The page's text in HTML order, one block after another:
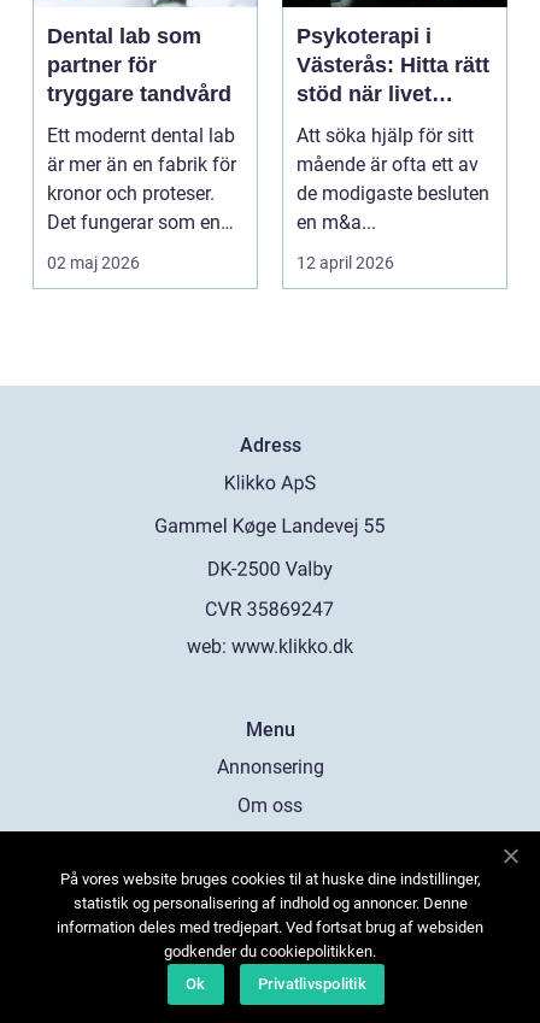
Dental lab som
partner för
tryggare tandvård
Ett modernt dental lab
är mer än en fabrik för
kronor och proteser.
Det fungerar som en
förlängning ...
02 maj 2026
Psykoterapi i
Västerås: Hitta rätt
stöd när livet
skaver
Att söka hjälp för sitt
mående är ofta ett av
de modigaste besluten
en m&a...
12 april 2026
Adress
web: www.klikko.dk
Menu
Annonsering
Om oss
Kontakta oss
Sitemap
På vores website bruges cookies til at huske dine indstillinger,
statistik og personalisering af indhold og annoncer. Denne
information deles med tredjepart. Ved fortsat brug af websiden
godkender du cookiepolitikken.
Ok
Privatlivspolitik